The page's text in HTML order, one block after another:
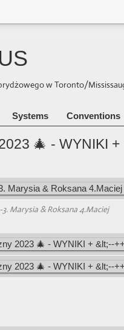
w Toronto/
Systems Conventions
🎄 - WYNIKI +
3. Marysia & Roksana 4.Maciej